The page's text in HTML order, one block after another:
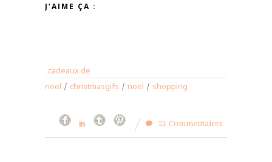
J’AIME ÇA :
cadeaux de
noel / christmasgifs / noël / shopping
21 Commentaires